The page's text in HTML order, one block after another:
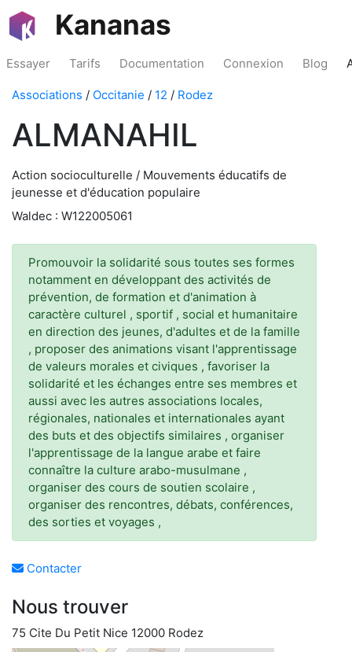
Kananas
Essayer Tarifs Documentation Connexion Blog
Associations / Occitanie / 12 / Rodez
ALMANAHIL
Action socioculturelle / Mouvements éducatifs de
jeunesse et d'éducation populaire
Waldec : W122005061
Promouvoir la solidarité sous toutes ses formes
notamment en développant des activités de
prévention, de formation et d'animation à
caractère culturel , sportif , social et humanitaire
en direction des jeunes, d'adultes et de la famille
, proposer des animations visant l'apprentissage
de valeurs morales et civiques , favoriser la
solidarité et les échanges entre ses membres et
aussi avec les autres associations locales,
régionales, nationales et internationales ayant
des buts et des objectifs similaires , organiser
l'apprentissage de la langue arabe et faire
connaître la culture arabo-musulmane ,
organiser des cours de soutien scolaire ,
organiser des rencontres, débats, conférences,
des sorties et voyages ,
Contacter
Nous trouver
75 Cite Du Petit Nice 12000 Rodez